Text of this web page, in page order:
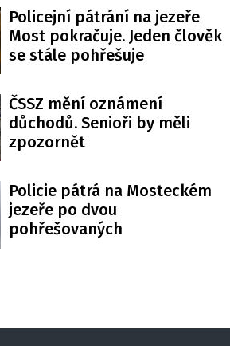
Policejní pátrání na jezeře
Most pokračuje. Jeden člověk
se stále pohřešuje
ČSSZ mění oznámení
důchodů. Senioři by měli
zpozornět
Policie pátrá na Mosteckém
jezeře po dvou
pohřešovaných